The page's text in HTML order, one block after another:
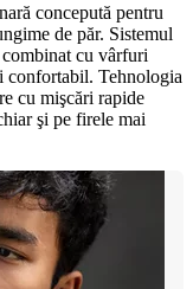
concepută pentru
de păr. Sistemul
cu vârfuri
confortabil. Tehnologia
cu mişcări rapide
şi pe firele mai